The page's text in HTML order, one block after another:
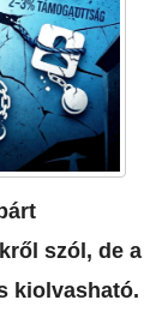
szól, de a
kiolvasható.